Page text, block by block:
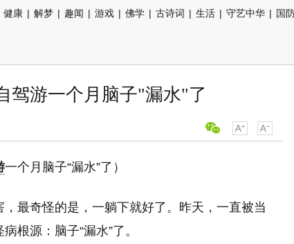
健康 | 解梦 | 趣闻 | 游戏 | 佛学 | 古诗词 | 生活 | 守艺中华 | 国
驾游一个月脑子"漏水"了
一个月脑子“漏水”了）
最奇怪的是，一躺下就好了。昨天，一直被当
根源：脑子“漏水”了。